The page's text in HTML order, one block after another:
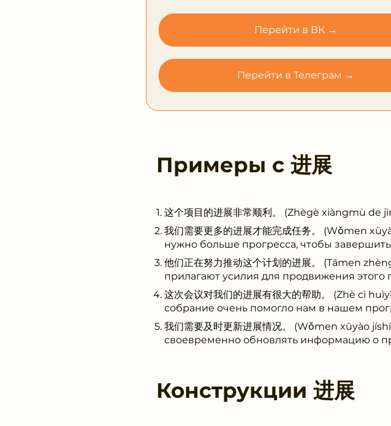
Перейти в ВК →
Перейти в Телеграм →
Примеры с 进展
这个项目的进展非常顺利。 (Zhègè xiàngmù
我们需要更多的进展才能完成任务。 (Wǒmen
нужно больше прогресса, чтобы
他们正在努力推动这个计划的进展。 (Tāmen
прилагают усилия для продвижения этого
这次会议对我们的进展有很大的帮助。 (Zhè cì
собрание очень помогло нам в нашем
我们需要及时更新进展情况。 (Wǒmen xūyào
своевременно обновлять информацию о
Конструкции 进展